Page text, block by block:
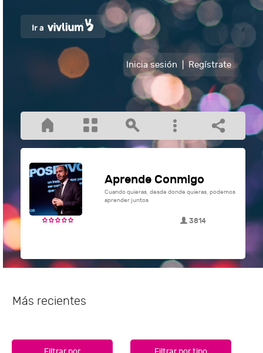
Inicia sesión Regístrate
Aprende Conmigo
Cuando quieras, desde donde quieras, podemos
aprender juntos
3814
Más recientes